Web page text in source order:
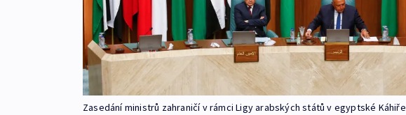
Zasedání ministrů zahraničí v rámci Ligy arabských států v egyptské Káhiře